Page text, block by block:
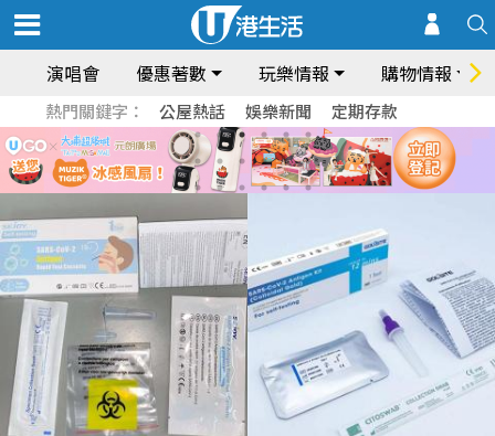
演唱會 優惠著數 玩樂情報 購物情報
熱門關鍵字： 公屋熱話 娛樂新聞 定期存款